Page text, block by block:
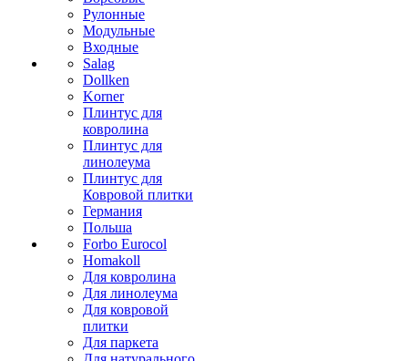
Рулонные
Модульные
Входные
Salag
Dollken
Korner
Плинтус для
ковролина
Плинтус для
линолеума
Плинтус для
Ковровой плитки
Германия
Польша
Forbo Eurocol
Homakoll
Для ковролина
Для линолеума
Для ковровой
плитки
Для паркета